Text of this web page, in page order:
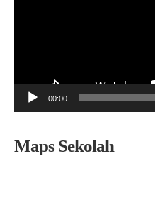
00:00
Maps Sekolah